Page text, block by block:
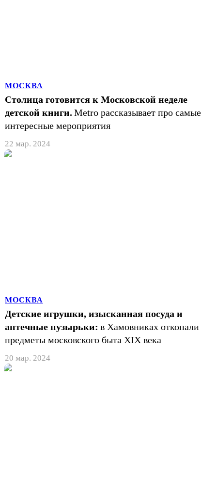
МОСКВА
Столица готовится к Московской неделе
детской книги. Metro рассказывает про самые
интересные мероприятия
22 мар. 2024
МОСКВА
Детские игрушки, изысканная посуда и
аптечные пузырьки: в Хамовниках откопали
предметы московского быта XIX века
20 мар. 2024